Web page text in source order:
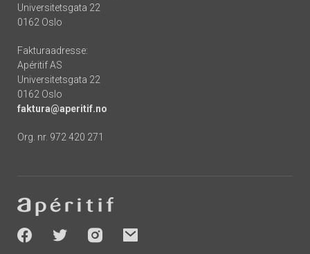
Universitetsgata 22
0162 Oslo
Fakturaadresse:
Apéritif AS
Universitetsgata 22
0162 Oslo
faktura@aperitif.no
Org. nr. 972 420 271
-
socials